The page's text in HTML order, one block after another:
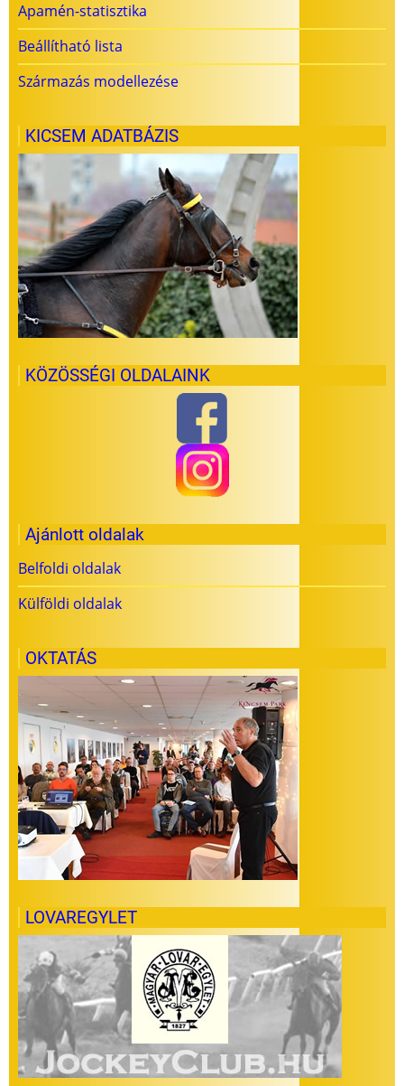
Apamén-statisztika
Beállítható lista
Származás modellezése
KICSEM ADATBÁZIS
KÖZÖSSÉGI OLDALAINK
Ajánlott oldalak
Belfoldi oldalak
Külföldi oldalak
OKTATÁS
LOVAREGYLET